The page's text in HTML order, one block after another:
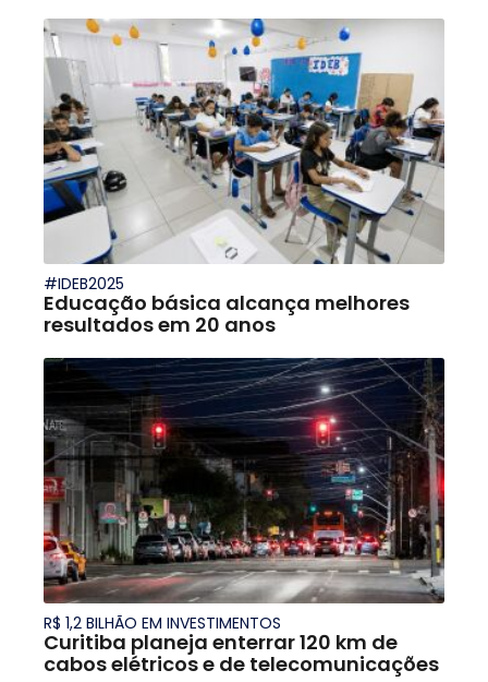
#IDEB2025
Educação básica alcança melhores
resultados em 20 anos
R$ 1,2 BILHÃO EM INVESTIMENTOS
Curitiba planeja enterrar 120 km de
cabos elétricos e de telecomunicações